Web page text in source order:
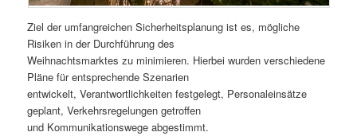
Ziel der umfangreichen Sicherheitsplanung ist es, mögliche
Risiken in der Durchführung des
Weihnachtsmarktes zu minimieren. Hierbei wurden verschiedene
Pläne für entsprechende Szenarien
entwickelt, Verantwortlichkeiten festgelegt, Personaleinsätze
geplant, Verkehrsregelungen getroffen
und Kommunikationswege abgestimmt.